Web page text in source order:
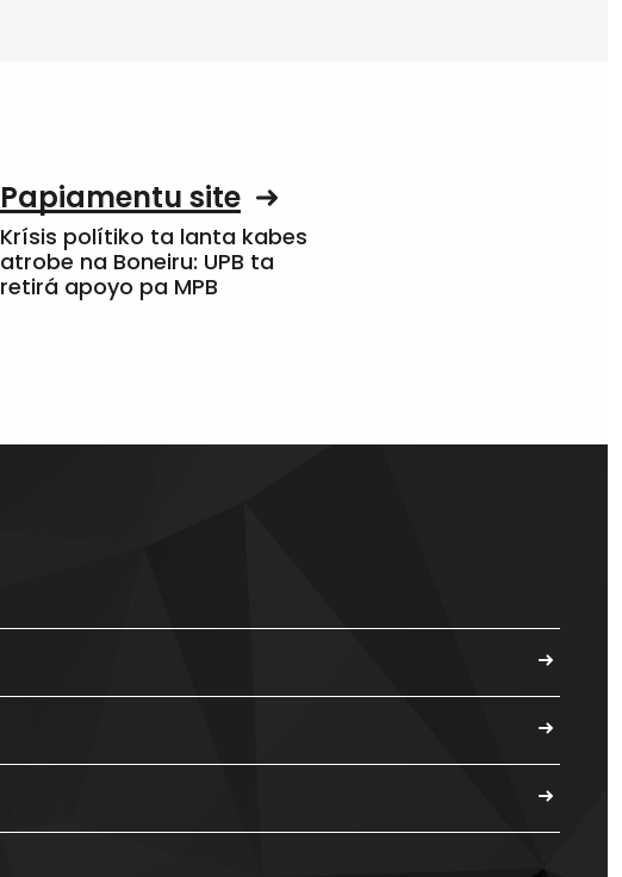
Papiamentu site
Krísis polítiko ta lanta kabes
atrobe na Boneiru: UPB ta
retirá apoyo pa MPB